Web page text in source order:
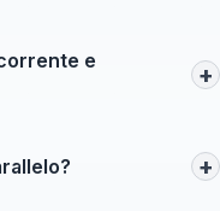
come
e
+
in ampere e la
che provoca
+